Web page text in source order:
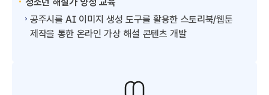
공주시를 AI 이미지 생성 도구를 활용한 스토리북/웹툰
제작을 통한 온라인 가상 해설 콘텐츠 개발